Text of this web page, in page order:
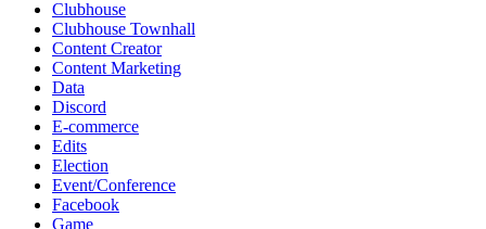
Clubhouse
Clubhouse Townhall
Content Creator
Content Marketing
Data
Discord
E-commerce
Edits
Election
Event/Conference
Facebook
Game